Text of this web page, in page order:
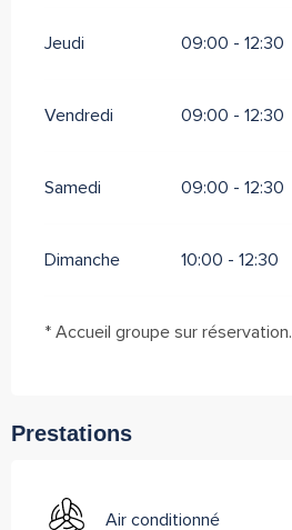
Jeudi 09:00 - 12:30
Vendredi 09:00 - 12:30
Samedi 09:00 - 12:30
Dimanche 10:00 - 12:30
* Accueil groupe sur réservation.
Prestations
Air conditionné